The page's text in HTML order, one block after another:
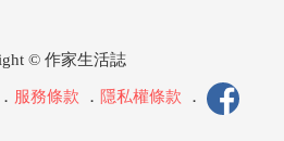
© 作家生活誌
． 服務條款 ． 隱私權條款 ．